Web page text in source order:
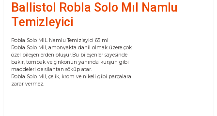
Ballistol Robla Solo Mıl Namlu
Temizleyici
Robla Solo MIL Namlu Temizleyici 65 ml
Robla Solo Mil, amonyakta dahil olmak üzere çok
özel bileşenlerden oluşur.Bu bileşenler sayesinde
bakır, tombak ve çinkonun yanında kurşun gibi
maddeleri de silahtan söküp atar.
Robla Solo Mil, çelik, krom ve nikeli gibi parçalara
zarar vermez.